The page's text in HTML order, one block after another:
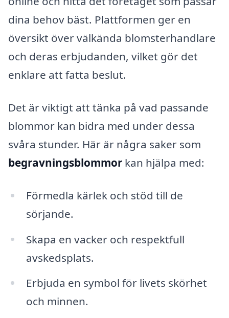
dina behov bäst. Plattformen ger en
översikt över välkända blomsterhandlare
och deras erbjudanden, vilket gör det
enklare att fatta beslut.
Det är viktigt att tänka på vad passande
blommor kan bidra med under dessa
svåra stunder. Här är några saker som
begravningsblommor kan hjälpa med:
Förmedla kärlek och stöd till de
sörjande.
Skapa en vacker och respektfull
avskedsplats.
Erbjuda en symbol för livets skörhet
och minnen.